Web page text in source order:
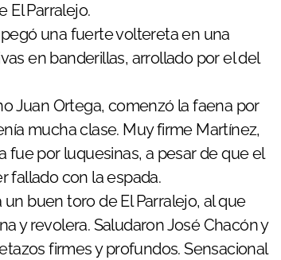
El Parralejo.
una fuerte voltereta en una
en banderillas, arrollado por el del
Juan Ortega, comenzó la faena por
mucha clase. Muy firme Martínez,
fue por luquesinas, a pesar de que el
fallado con la espada.
buen toro de El Parralejo, al que
y revolera. Saludaron José Chacón y
firmes y profundos. Sensacional